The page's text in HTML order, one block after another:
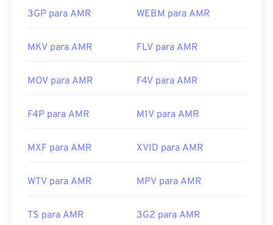
3GP para AMR WEBM para AMR
MKV para AMR FLV para AMR
MOV para AMR F4V para AMR
F4P para AMR M1V para AMR
MXF para AMR XVID para AMR
WTV para AMR MPV para AMR
TS para AMR 3G2 para AMR